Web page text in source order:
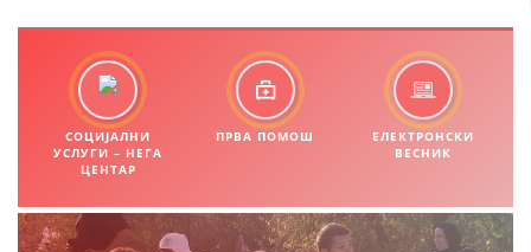
СОЦИЈАЛНИ
УСЛУГИ – НЕГА
ЦЕНТАР
ПРВА ПОМОШ
ЕЛЕКТРОНСКИ
ВЕСНИК